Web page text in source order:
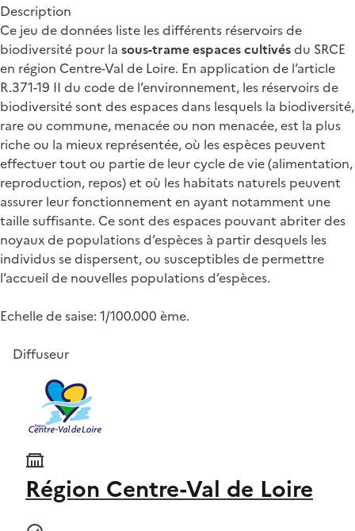
Description
Ce jeu de données liste les différents réservoirs de
biodiversité pour la sous-trame espaces cultivésdu SRCE
en région Centre-Val de Loire. En application de l’article
R.371-19 II du code de l’environnement, les réservoirs de
biodiversité sont des espaces dans lesquels la biodiversité,
rare ou commune, menacée ou non menacée, est la plus
riche ou la mieux représentée, où les espèces peuvent
effectuer tout ou partie de leur cycle de vie (alimentation,
reproduction, repos) et où les habitats naturels peuvent
assurer leur fonctionnement en ayant notamment une
taille suffisante. Ce sont des espaces pouvant abriter des
noyaux de populations d’espèces à partir desquels les
individus se dispersent, ou susceptibles de permettre
l’accueil de nouvelles populations d’espèces.
Echelle de saise: 1/100.000 ème.
Diffuseur
Région Centre-Val de Loire